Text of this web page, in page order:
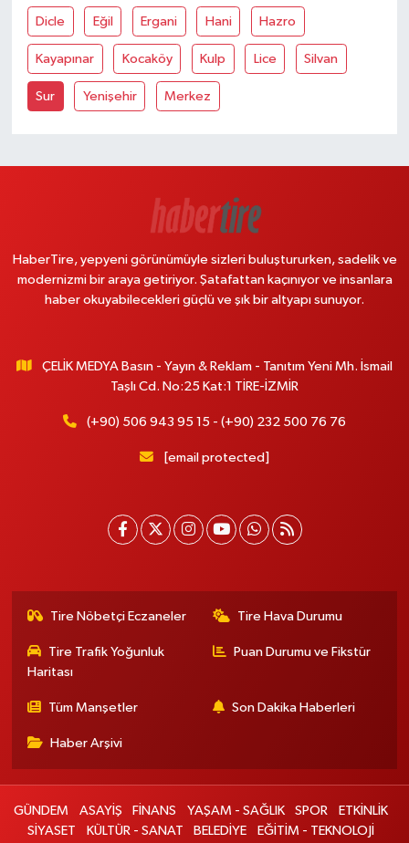
Dicle Eğil Ergani Hani Hazro
Kayapınar Kocaköy Kulp Lice Silvan
Sur Yenişehir Merkez
HaberTire, yepyeni görünümüyle sizleri buluştururken, sadelik ve
modernizmi bir araya getiriyor. Şatafattan kaçınıyor ve insanlara
haber okuyabilecekleri güçlü ve şık bir altyapı sunuyor.
ÇELİK MEDYA Basın - Yayın & Reklam - Tanıtım Yeni Mh. İsmail
Taşlı Cd. No:25 Kat:1 TİRE-İZMİR
(+90) 506 943 95 15 - (+90) 232 500 76 76
[email protected]
Tire Nöbetçi Eczaneler Tire Hava Durumu
Tire Trafik Yoğunluk
Haritası
Puan Durumu ve Fikstür
Tüm Manşetler Son Dakika Haberleri
Haber Arşivi
GÜNDEM ASAYİŞ FİNANS YAŞAM - SAĞLIK SPOR
ETKİNLİK
SİYASET
KÜLTÜR - SANAT BELEDİYE EĞİTİM - TEKNOLOJİ